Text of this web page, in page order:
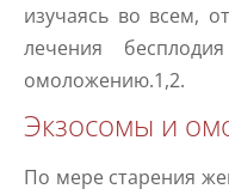
изучаясь во всем,
лечения
омоложению.1,2.
Экзосомы и
По мере старения